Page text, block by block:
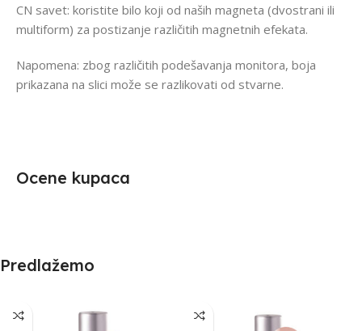
CN savet: koristite bilo koji od naših magneta (dvostrani ili
multiform) za postizanje različitih magnetnih efekata.
Napomena: zbog različitih podešavanja monitora, boja
prikazana na slici može se razlikovati od stvarne.
Ocene kupaca
Predlažemo